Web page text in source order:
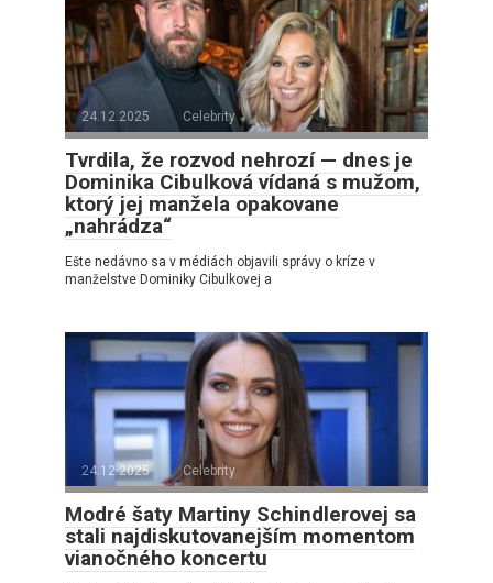
24.12.2025 Celebrity
Tvrdila, že rozvod nehrozí — dnes je
Dominika Cibulková vídaná s mužom,
ktorý jej manžela opakovane
„nahrádza“
Ešte nedávno sa v médiách objavili správy o kríze v
manželstve Dominiky Cibulkovej a
24.12.2025 Celebrity
Modré šaty Martiny Schindlerovej sa
stali najdiskutovanejším momentom
vianočného koncertu